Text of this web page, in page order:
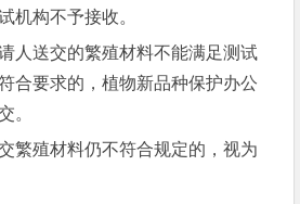
机构不予接收。
人送交的繁殖材料不能满足测试
合要求的，植物新品种保护办公
。
繁殖材料仍不符合规定的，视为